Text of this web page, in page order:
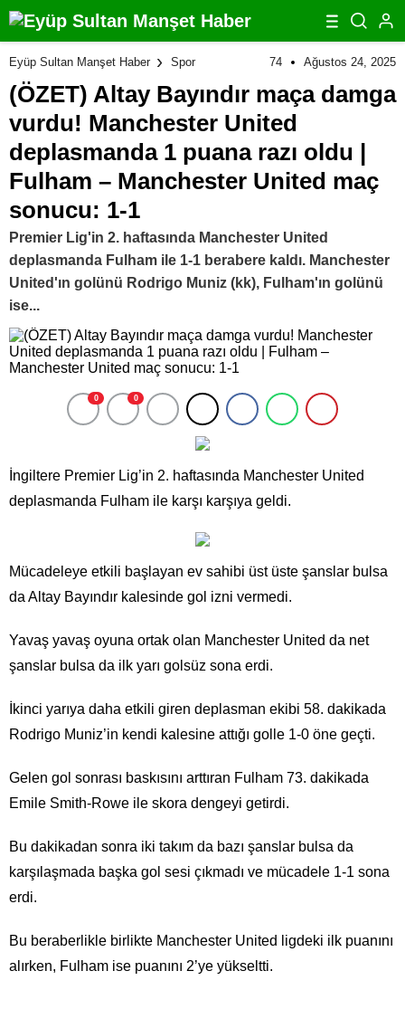
Eyüp Sultan Manşet Haber Spor 74 Ağustos 24, 2025
(ÖZET) Altay Bayındır maça damga
vurdu! Manchester United
deplasmanda 1 puana razı oldu |
Fulham – Manchester United maç
sonucu: 1-1
Premier Lig'in 2. haftasında Manchester United
deplasmanda Fulham ile 1-1 berabere kaldı. Manchester
United'ın golünü Rodrigo Muniz (kk), Fulham'ın golünü
ise...
0 0
İngiltere Premier Lig’in 2. haftasında Manchester United
deplasmanda Fulham ile karşı karşıya geldi.
Mücadeleye etkili başlayan ev sahibi üst üste şanslar bulsa
da Altay Bayındır kalesinde gol izni vermedi.
Yavaş yavaş oyuna ortak olan Manchester United da net
şanslar bulsa da ilk yarı golsüz sona erdi.
İkinci yarıya daha etkili giren deplasman ekibi 58. dakikada
Rodrigo Muniz’in kendi kalesine attığı golle 1-0 öne geçti.
Gelen gol sonrası baskısını arttıran Fulham 73. dakikada
Emile Smith-Rowe ile skora dengeyi getirdi.
Bu dakikadan sonra iki takım da bazı şanslar bulsa da
karşılaşmada başka gol sesi çıkmadı ve mücadele 1-1 sona
erdi.
Bu beraberlikle birlikte Manchester United ligdeki ilk puanını
alırken, Fulham ise puanını 2’ye yükseltti.